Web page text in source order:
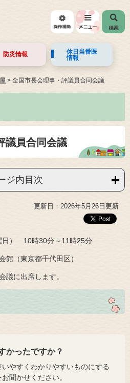
防災情報
休日当番医
情報
> 全国市長会理事・評議員合同会議
議員合同会議
ジ内目次
更新日：2026年5月26日更新
日） 10時30分～11時25分
館（東京都千代田区）
議に出席します。
かったですか？
やすくわかりやすいものにする
聞かせください。